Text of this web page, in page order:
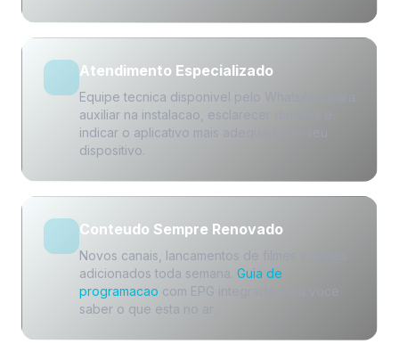
Atendimento Especializado
Equipe tecnica disponivel pelo WhatsApp para
auxiliar na instalacao, esclarecer duvidas e
indicar o aplicativo mais adequado ao seu
dispositivo.
Conteudo Sempre Renovado
Novos canais, lancamentos de filmes e series
adicionados toda semana. Guia de
programacao com EPG integrado para voce
saber o que esta no ar.